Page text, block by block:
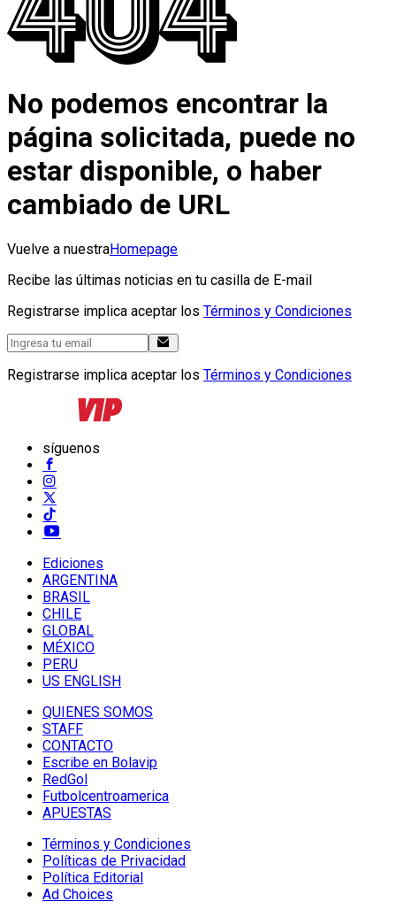
No podemos encontrar la
página solicitada, puede no
estar disponible, o haber
cambiado de URL
Vuelve a nuestraHomepage
Recibe las últimas noticias en tu casilla de E-mail
Registrarse implica aceptar los Términos y Condiciones
Registrarse implica aceptar los Términos y Condiciones
síguenos
Ediciones
ARGENTINA
BRASIL
CHILE
GLOBAL
MÉXICO
PERU
US ENGLISH
QUIENES SOMOS
STAFF
CONTACTO
Escribe en Bolavip
RedGol
Futbolcentroamerica
APUESTAS
Términos y Condiciones
Políticas de Privacidad
Política Editorial
Ad Choices